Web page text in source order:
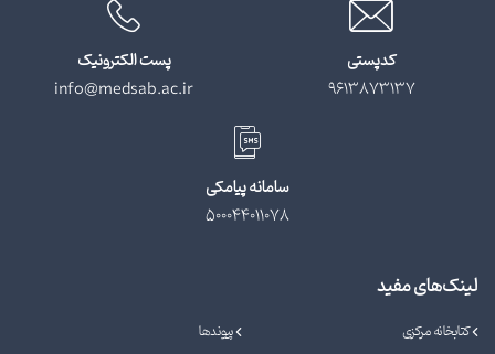
کدپستی
9613873137
پست الکترونیک
info@medsab.ac.ir
سامانه پیامکی
500044011078
لینک‌های مفید
کتابخانه مرکزی
پیوندها